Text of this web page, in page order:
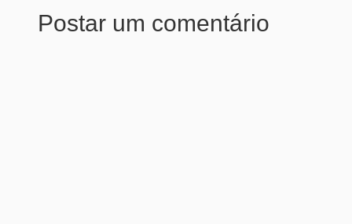
Postar um comentário